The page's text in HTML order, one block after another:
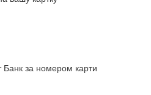
Банк за номером карти